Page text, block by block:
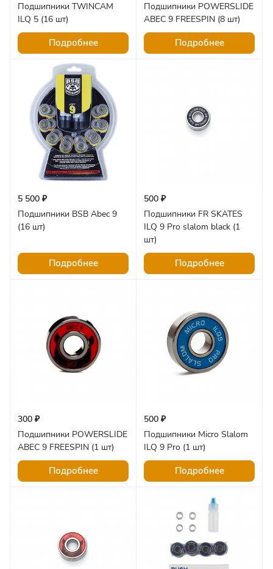
Подшипники TWINCAM
ILQ 5 (16 шт)
Подробнее
Подшипники POWERSLIDE
ABEC 9 FREESPIN (8 шт)
Подробнее
5 500 ₽
Подшипники BSB Abec 9
(16 шт)
Подробнее
500 ₽
Подшипники FR SKATES
ILQ 9 Pro slalom black (1
шт)
Подробнее
300 ₽
Подшипники POWERSLIDE
ABEC 9 FREESPIN (1 шт)
Подробнее
500 ₽
Подшипники Micro Slalom
ILQ 9 Pro (1 шт)
Подробнее